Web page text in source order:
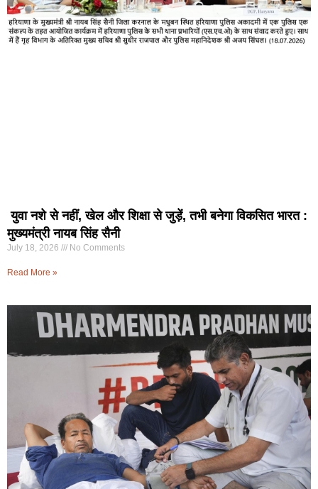
युवा नशे से नहीं, खेल और शिक्षा से जुड़ें, तभी बनेगा विकसित भारत :
मुख्यमंत्री नायब सिंह सैनी
July 18, 2026 No Comments
Read More »